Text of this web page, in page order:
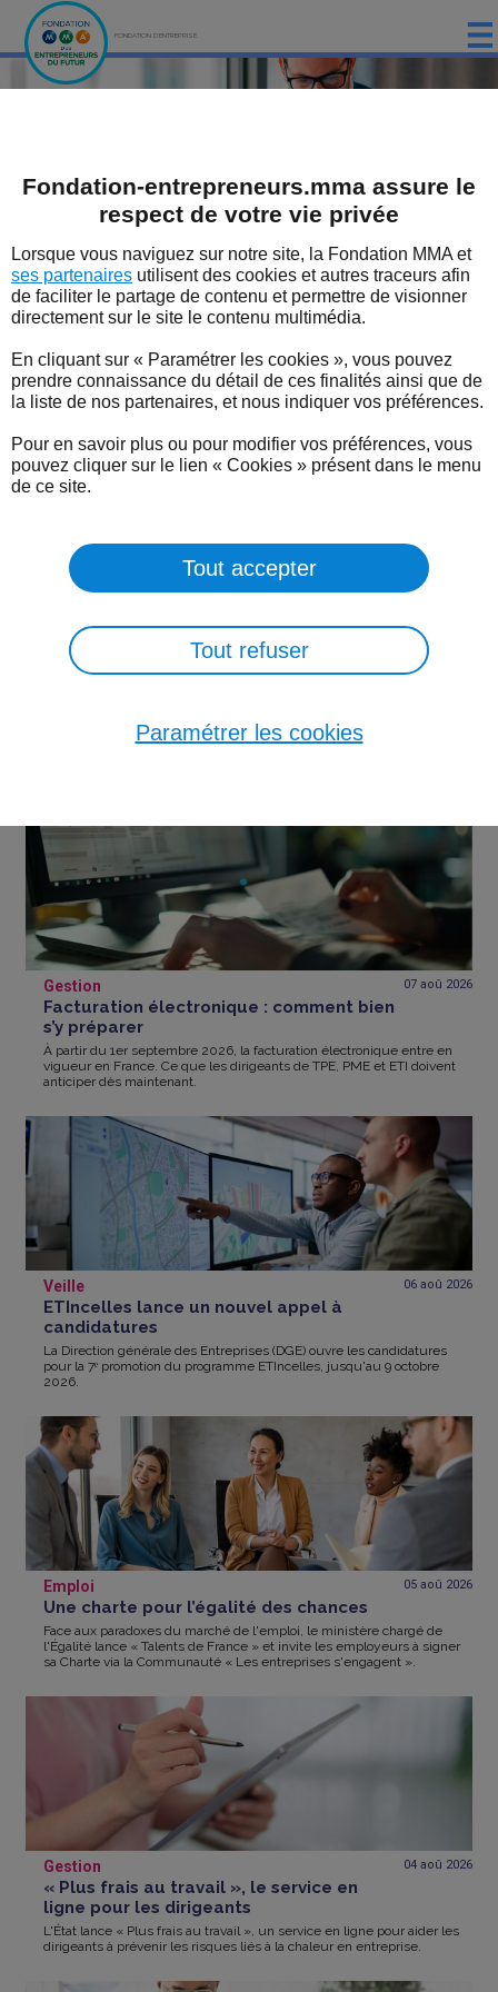
FONDATION D'ENTREPRISE
LES ÉTUDES DE LA FONDATION MMA
LES EXPERTS
LES BONNES NOUVELLES DU TERRITOIRE
L'ACTUALITÉ
PRESSE
CONTACT
La Fondation d’entreprise MMA des Entrepreneurs du Futur
accompagne les dynamiques entrepreneuriales engagées et responsables
dans les territoires.
évènements
la cybersécurité des entreprises
Gestion 07 aoû 2026
Facturation électronique : comment bien
s’y préparer
À partir du 1er septembre 2026, la facturation électronique entre en
vigueur en France. Ce que les dirigeants de TPE, PME et ETI doivent
anticiper dès maintenant.
Veille 06 aoû 2026
ETIncelles lance un nouvel appel à
candidatures
La Direction générale des Entreprises (DGE) ouvre les candidatures
pour la 7ᵉ promotion du programme ETIncelles, jusqu'au 9 octobre
2026.
Emploi 05 aoû 2026
Une charte pour l’égalité des chances
Face aux paradoxes du marché de l'emploi, le ministère chargé de
l'Égalité lance « Talents de France » et invite les employeurs à signer
sa Charte via la Communauté « Les entreprises s'engagent ».
Gestion 04 aoû 2026
« Plus frais au travail », le service en
ligne pour les dirigeants
L'État lance « Plus frais au travail », un service en ligne pour aider les
dirigeants à prévenir les risques liés à la chaleur en entreprise.
Fondation-entrepreneurs.mma assure le
respect de votre vie privée
Lorsque vous naviguez sur notre site, la Fondation MMA et
ses partenaires utilisent des cookies et autres traceurs afin
de faciliter le partage de contenu et permettre de visionner
directement sur le site le contenu multimédia.
En cliquant sur « Paramétrer les cookies », vous pouvez
prendre connaissance du détail de ces finalités ainsi que de
la liste de nos partenaires, et nous indiquer vos préférences.
Pour en savoir plus ou pour modifier vos préférences, vous
pouvez cliquer sur le lien « Cookies » présent dans le menu
de ce site.
Tout accepter
Tout refuser
Paramétrer les cookies